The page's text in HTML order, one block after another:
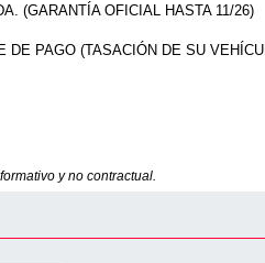
(GARANTÍA OFICIAL HASTA 11/26)
DE PAGO (TASACIÓN DE SU
y no contractual.